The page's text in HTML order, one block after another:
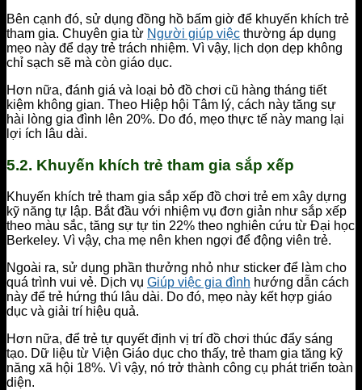
Bên cạnh đó, sử dụng đồng hồ bấm giờ để khuyến khích trẻ
tham gia. Chuyên gia từ Người giúp việc thường áp dụng
mẹo này để dạy trẻ trách nhiệm. Vì vậy, lịch dọn dẹp không
chỉ sạch sẽ mà còn giáo dục.
Hơn nữa, đánh giá và loại bỏ đồ chơi cũ hàng tháng tiết
kiệm không gian. Theo Hiệp hội Tâm lý, cách này tăng sự
hài lòng gia đình lên 20%. Do đó, mẹo thực tế này mang lại
lợi ích lâu dài.
5.2. Khuyến khích trẻ tham gia sắp xếp
Khuyến khích trẻ tham gia sắp xếp đồ chơi trẻ em xây dựng
kỹ năng tự lập. Bắt đầu với nhiệm vụ đơn giản như sắp xếp
theo màu sắc, tăng sự tự tin 22% theo nghiên cứu từ Đại học
Berkeley. Vì vậy, cha mẹ nên khen ngợi để động viên trẻ.
Ngoài ra, sử dụng phần thưởng nhỏ như sticker để làm cho
quá trình vui vẻ. Dịch vụ Giúp việc gia đình hướng dẫn cách
này để trẻ hứng thú lâu dài. Do đó, mẹo này kết hợp giáo
dục và giải trí hiệu quả.
Hơn nữa, để trẻ tự quyết định vị trí đồ chơi thúc đẩy sáng
tạo. Dữ liệu từ Viện Giáo dục cho thấy, trẻ tham gia tăng kỹ
năng xã hội 18%. Vì vậy, nó trở thành công cụ phát triển toàn
diện.